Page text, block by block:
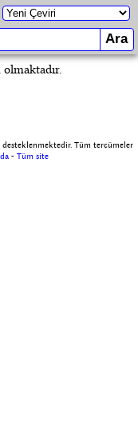
Tüm tercümeler
-Tüm site